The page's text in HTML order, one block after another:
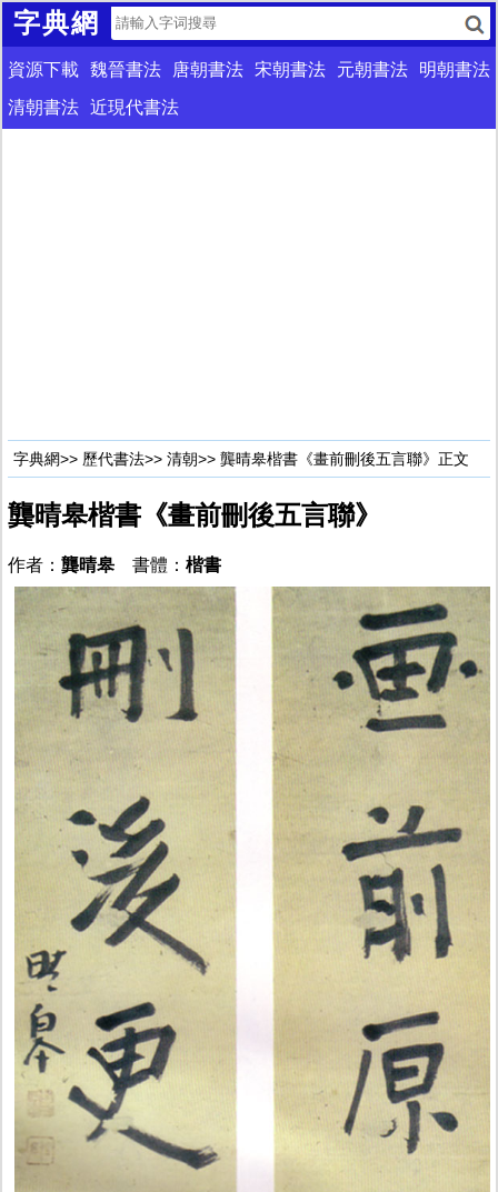
字典網
資源下載 魏晉書法 唐朝書法 宋朝書法 元朝書法
明朝書法
清朝書法 近現代書法
字典網>> 歷代書法>> 清朝>> 龔晴皋楷書《畫前刪後五言聯》正文
龔晴皋楷書《畫前刪後五言聯》
作者： 龔晴皋 書體： 楷書